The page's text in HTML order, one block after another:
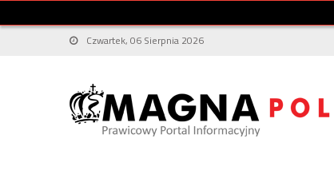
Czwartek, 06 Sierpnia 2026